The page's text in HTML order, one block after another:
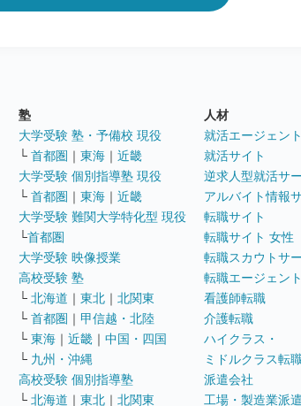
塾
大学受験 塾・予備校 現役
└ 首都圏 ｜ 東海 ｜ 近畿
大学受験 個別指導塾 現役
└ 首都圏 ｜ 東海 ｜ 近畿
大学受験 難関大学特化型 現役
└首都圏
大学受験 映像授業
高校受験 塾
└ 北海道 ｜ 東北 ｜ 北関東
└ 首都圏 ｜ 甲信越・北陸
└ 東海 ｜ 近畿 ｜ 中国・四国
└ 九州・沖縄
高校受験 個別指導塾
└ 北海道 ｜ 東北 ｜ 北関東
人材
就活エージェン
就活サイト
逆求人型就活サ
アルバイト情報
転職サイト
転職サイト 女性
転職スカウトサ
転職エージェン
看護師転職
介護転職
ハイクラス・
ミドルクラス転
派遣会社
工場・製造業派